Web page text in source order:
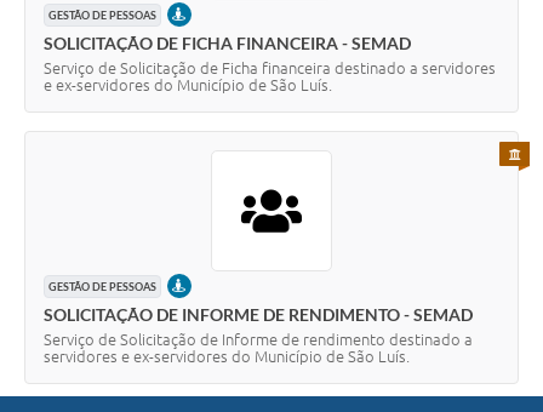
GESTÃO DE PESSOAS PRESENCIAL
SOLICITAÇÃO DE FICHA FINANCEIRA - SEMAD
Serviço de Solicitação de Ficha financeira destinado a servidores
e ex-servidores do Município de São Luís.
GESTÃO DE PESSOAS PRESENCIAL
SOLICITAÇÃO DE INFORME DE RENDIMENTO - SEMAD
Serviço de Solicitação de Informe de rendimento destinado a
servidores e ex-servidores do Município de São Luís.
PARA